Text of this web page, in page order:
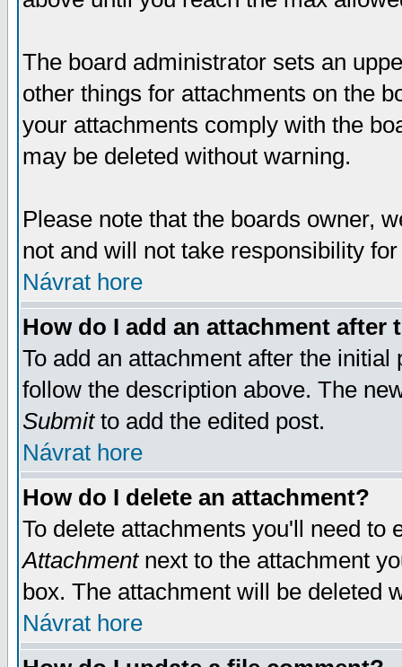
The board administrator sets an
other things for attachments on the
your attachments comply with the
may be deleted without warning.
Please note that the boards owner,
not and will not take responsibility
Návrat hore
How do I add an attachment after
To add an attachment after the
follow the description above. The
Submitto add the edited post.
Návrat hore
How do I delete an attachment?
To delete attachments you'll need
Attachmentnext to the attachment
box. The attachment will be deleted
Návrat hore